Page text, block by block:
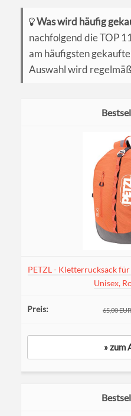
Was wird häufig
nachfolgend die TOP
am häufigsten
Auswahl wird
PETZL - Kletterrucksack
Unisex,
65,00 EUR
» zum